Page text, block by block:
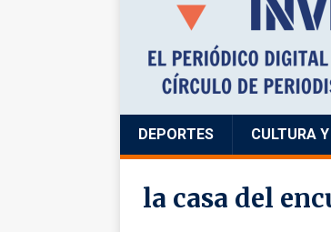
DEPORTES CULTURA
la casa del